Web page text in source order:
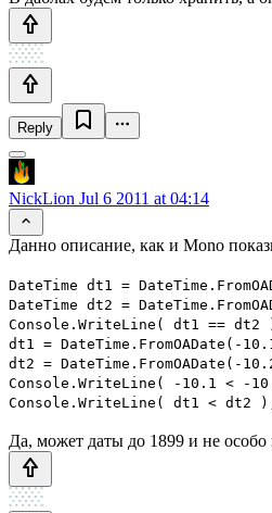
Reply
NickLion Jul 6 2011 at 04:14
Данно описание, как и Mono
DateTime dt1 =
DateTime dt2 =
Console.WriteLine( dt1 ==
dt1 = DateTime.FromOADate(-
dt2 = DateTime.FromOADate(-
Console.WriteLine( -10.1 < -
Console.WriteLine( dt1 < dt2
Да, может даты до 1899 и не